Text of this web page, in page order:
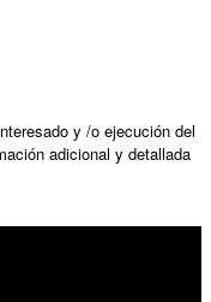
y /o ejecución del
adicional y detallada